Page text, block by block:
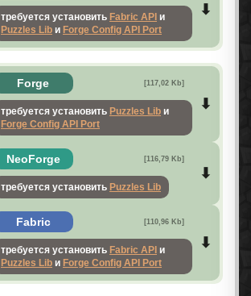
требуется установить Fabric API и
Puzzles Lib и Forge Config API Port
Forge [117,02 Kb]
требуется установить Puzzles Lib и
Forge Config API Port
NeoForge [116,79 Kb]
требуется установить Puzzles Lib
Fabric [110,96 Kb]
требуется установить Fabric API и
Puzzles Lib и Forge Config API Port